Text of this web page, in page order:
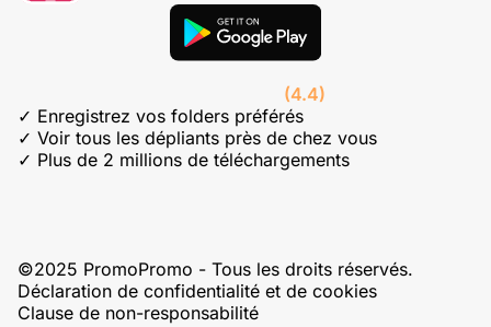
(4.4)
✓ Enregistrez vos folders préférés
✓ Voir tous les dépliants près de chez vous
✓ Plus de 2 millions de téléchargements
©2025 PromoPromo - Tous les droits réservés.
Déclaration de confidentialité et de cookies
Clause de non-responsabilité